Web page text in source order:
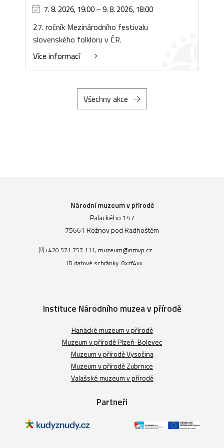
7. 8. 2026, 19:00–9. 8. 2026, 18:00
27. ročník Mezinárodního festivalu
slovenského folkloru v ČR.
Více informací
Všechny akce
Národní muzeum v přírodě
Palackého 147
75661 Rožnov pod Radhoštěm
+420 571 757 111, muzeum@nmvp.cz
ID datové schránky: 8xzf4vx
Instituce Národního muzea v přírodě
Hanácké muzeum v přírodě
Muzeum v přírodě Plzeň-Bolevec
Muzeum v přírodě Vysočina
Muzeum v přírodě Zubrnice
Valašské muzeum v přírodě
Partneři